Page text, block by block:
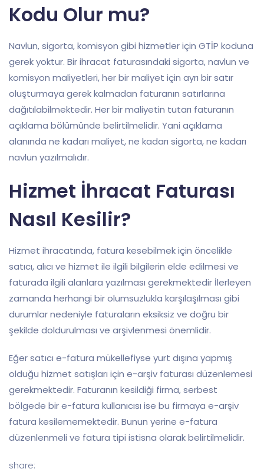
Kodu Olur mu?
Navlun, sigorta, komisyon gibi hizmetler için GTİP koduna
gerek yoktur. Bir ihracat faturasındaki sigorta, navlun ve
komisyon maliyetleri, her bir maliyet için ayrı bir satır
oluşturmaya gerek kalmadan faturanın satırlarına
dağıtılabilmektedir. Her bir maliyetin tutarı faturanın
açıklama bölümünde belirtilmelidir. Yani açıklama
alanında ne kadarı maliyet, ne kadarı sigorta, ne kadarı
navlun yazılmalıdır.
Hizmet İhracat Faturası
Nasıl Kesilir?
Hizmet ihracatında, fatura kesebilmek için öncelikle
satıcı, alıcı ve hizmet ile ilgili bilgilerin elde edilmesi ve
faturada ilgili alanlara yazılması gerekmektedir İlerleyen
zamanda herhangi bir olumsuzlukla karşılaşılması gibi
durumlar nedeniyle faturaların eksiksiz ve doğru bir
şekilde doldurulması ve arşivlenmesi önemlidir.
Eğer satıcı e-fatura mükellefiyse yurt dışına yapmış
olduğu hizmet satışları için e-arşiv faturası düzenlemesi
gerekmektedir. Faturanın kesildiği firma, serbest
bölgede bir e-fatura kullanıcısı ise bu firmaya e-arşiv
fatura kesilememektedir. Bunun yerine e-fatura
düzenlenmeli ve fatura tipi istisna olarak belirtilmelidir.
share: